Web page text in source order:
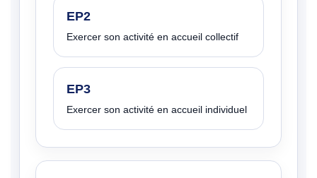
EP2
Exercer son activité en accueil collectif
EP3
Exercer son activité en accueil individuel